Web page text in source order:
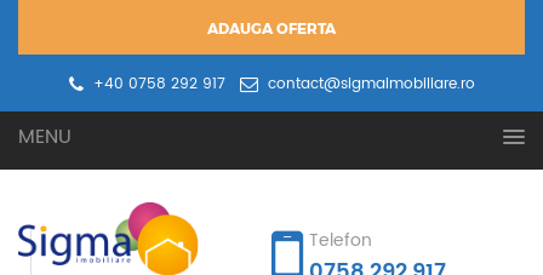
ADAUGA OFERTA
+40 0758 292 917
contact@sigmaimobiliare.ro
MENU
Telefon